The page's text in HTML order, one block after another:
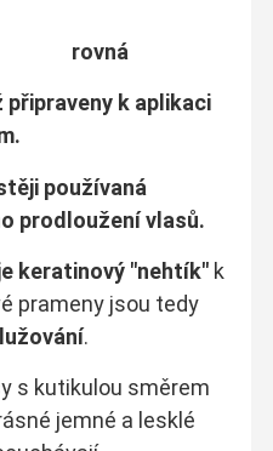
připraveny k aplikaci
používaná
prodloužení vlasů.
keratinový "nehtík"k
prameny jsou tedy
.
s kutikulou směrem
jemné a lesklé